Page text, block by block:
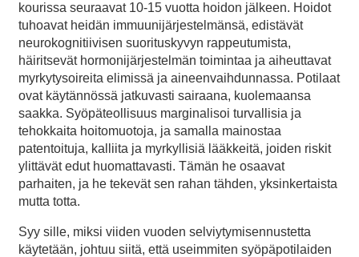
kourissa seuraavat 10-15 vuotta hoidon jälkeen. Hoidot
tuhoavat heidän immuunijärjestelmänsä, edistävät
neurokognitiivisen suorituskyvyn rappeutumista,
häiritsevät hormonijärjestelmän toimintaa ja aiheuttavat
myrkytysoireita elimissä ja aineenvaihdunnassa. Potilaat
ovat käytännössä jatkuvasti sairaana, kuolemaansa
saakka. Syöpäteollisuus marginalisoi turvallisia ja
tehokkaita hoitomuotoja, ja samalla mainostaa
patentoituja, kalliita ja myrkyllisiä lääkkeitä, joiden riskit
ylittävät edut huomattavasti. Tämän he osaavat
parhaiten, ja he tekevät sen rahan tähden, yksinkertaista
mutta totta.
Syy sille, miksi viiden vuoden selviytymisennustetta
käytetään, johtuu siitä, että useimmiten syöpäpotilaiden